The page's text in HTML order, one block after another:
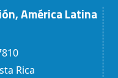
América Latina
Rica